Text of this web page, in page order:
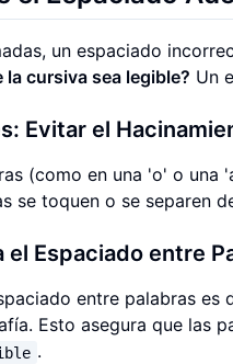
un espaciado
la cursiva sea legible? Un
Evitar el
(como en una 'o' o
se toquen o se separen
el Espaciado entre
entre palabras
Esto asegura que las
.